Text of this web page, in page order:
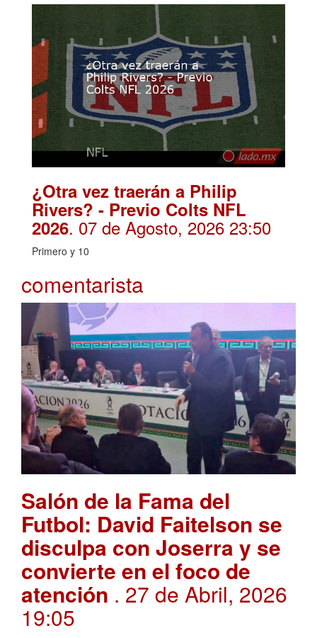
¿Otra vez traerán a Philip
Rivers? - Previo Colts NFL
2026. 07 de Agosto, 2026 23:50
Primero y 10
comentarista
Salón de la Fama del
Futbol: David Faitelson se
disculpa con Joserra y se
convierte en el foco de
atención . 27 de Abril, 2026
19:05